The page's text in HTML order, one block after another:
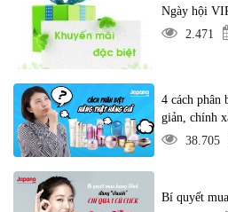
Ngày hội
2.471
4 cách phân
giản, chính
38.705
Bí quyết